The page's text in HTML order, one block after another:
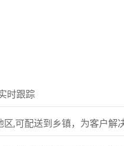
时跟踪
,可配送到乡镇，为客户解